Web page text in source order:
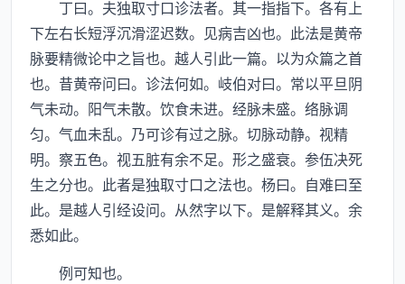
丁曰。夫独取寸口诊法者。其一指指下。各有上
下左右长短浮沉滑涩迟数。见病吉凶也。此法是黄帝
脉要精微论中之旨也。越人引此一篇。以为众篇之首
也。昔黄帝问曰。诊法何如。岐伯对曰。常以平旦阴
气未动。阳气未散。饮食未进。经脉未盛。络脉调
匀。气血未乱。乃可诊有过之脉。切脉动静。视精
明。察五色。视五脏有余不足。形之盛衰。参伍决死
生之分也。此者是独取寸口之法也。杨曰。自难曰至
此。是越人引经设问。从然字以下。是解释其义。余
悉如此。
例可知也。